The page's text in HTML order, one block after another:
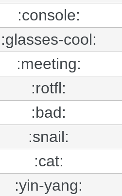
:console:
:glasses-cool:
:meeting:
:rotfl:
:bad:
:snail:
:cat:
:yin-yang: